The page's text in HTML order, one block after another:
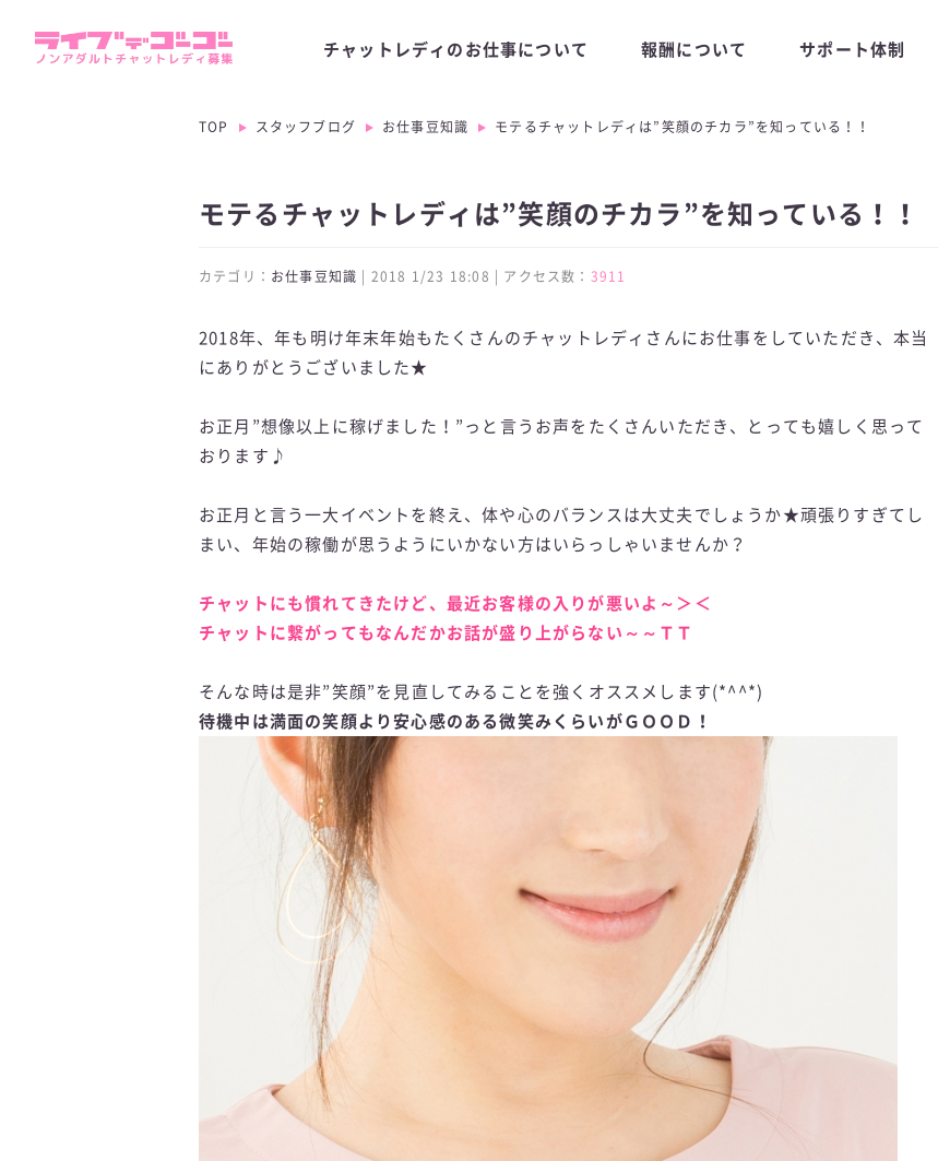
チャットレディのお仕事について 報酬について サポート体制
TOP スタッフブログ お仕事豆知識 モテるチャットレディは”笑顔のチカラ”を知っている！！
モテるチャットレディは”笑顔のチカラ”を知っている！！
カテゴリ： お仕事豆知識 | 2018 1/23 18:08 | アクセス数： 3911
2018年、年も明け年末年始もたくさんのチャットレディさんにお仕事をしていただき、本当
にありがとうございました★
お正月”想像以上に稼げました！”っと言うお声をたくさんいただき、とっても嬉しく思って
おります♪
お正月と言う一大イベントを終え、体や心のバランスは大丈夫でしょうか★頑張りすぎてし
まい、年始の稼働が思うようにいかない方はいらっしゃいませんか？
チャットにも慣れてきたけど、最近お客様の入りが悪いよ～＞＜
チャットに繋がってもなんだかお話が盛り上がらない～～ＴＴ
そんな時は是非”笑顔”を見直してみることを強くオススメします(*^^*)
待機中は満面の笑顔より安心感のある微笑みくらいがＧＯＯＤ！